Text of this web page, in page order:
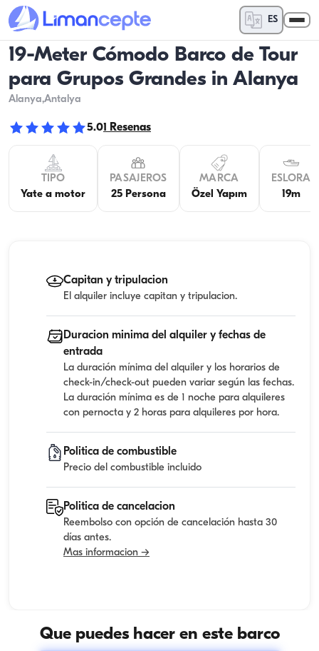
ES
19-Meter Cómodo Barco de Tour
para Grupos Grandes in Alanya
Alanya,Antalya
5.01 Resenas
TIPO
Yate a motor
PASAJEROS
25 Persona
MARCA
Özel Yapım
ESLORA
19m
Capitan y tripulacion
El alquiler incluye capitan y tripulacion.
Duracion minima del alquiler y fechas de
entrada
La duración mínima del alquiler y los horarios de
check-in/check-out pueden variar según las fechas.
La duración mínima es de 1 noche para alquileres
con pernocta y 2 horas para alquileres por hora.
Politica de combustible
Precio del combustible incluido
Politica de cancelacion
Reembolso con opción de cancelación hasta 30
días antes.
Mas informacion →
Que puedes hacer en este barco